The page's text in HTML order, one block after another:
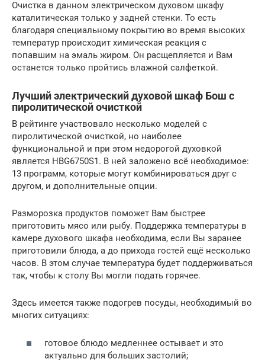
Очистка в данном электрическом духовом шкафу
каталитическая только у задней стенки. То есть
благодаря специальному покрытию во время высоких
температур происходит химическая реакция с
попавшим на эмаль жиром. Он расщепляется и Вам
останется только пройтись влажной салфеткой.
Лучший электрический духовой шкаф Бош с
пиролитической очисткой
В рейтинге участвовало несколько моделей с
пиролитической очисткой, но наиболее
функциональной и при этом недорогой духовкой
является HBG6750S1. В ней заложено всё необходимое:
13 программ, которые могут комбинироваться друг с
другом, и дополнительные опции.
Разморозка продуктов поможет Вам быстрее
приготовить мясо или рыбу. Поддержка температуры в
камере духового шкафа необходима, если Вы заранее
приготовили блюда, а до прихода гостей ещё несколько
часов. В этом случае температура будет поддерживаться
так, чтобы к столу Вы могли подать горячее.
Здесь имеется также подогрев посуды, необходимый во
многих ситуациях:
готовое блюдо медленнее остывает и это
актуально для больших застолий;